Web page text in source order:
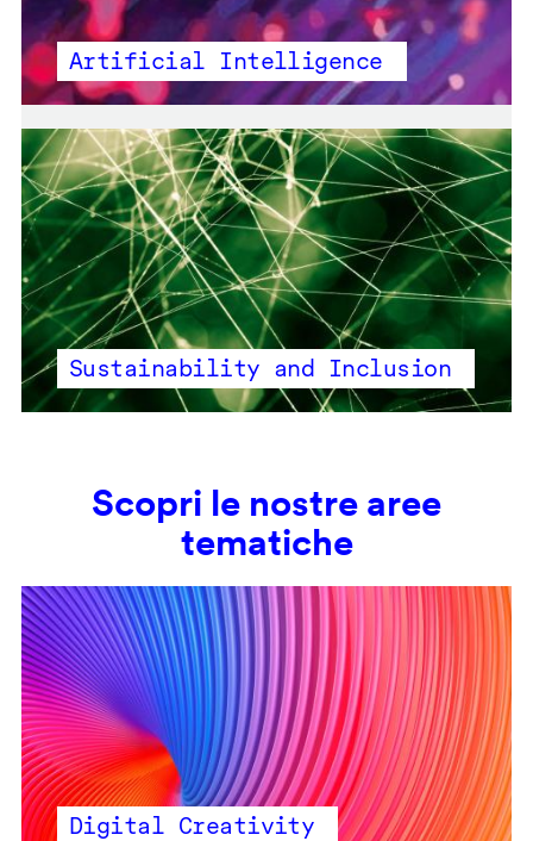
Artificial Intelligence
Sustainability and Inclusion
Scopri le nostre aree
tematiche
Digital Creativity